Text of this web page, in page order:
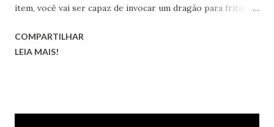
item, você vai ser capaz de invocar um dragão para fritar
Gorod Krovi A primeira coisa que você precisa fazer a fim
COMPARTILHAR
LEIA MAIS!